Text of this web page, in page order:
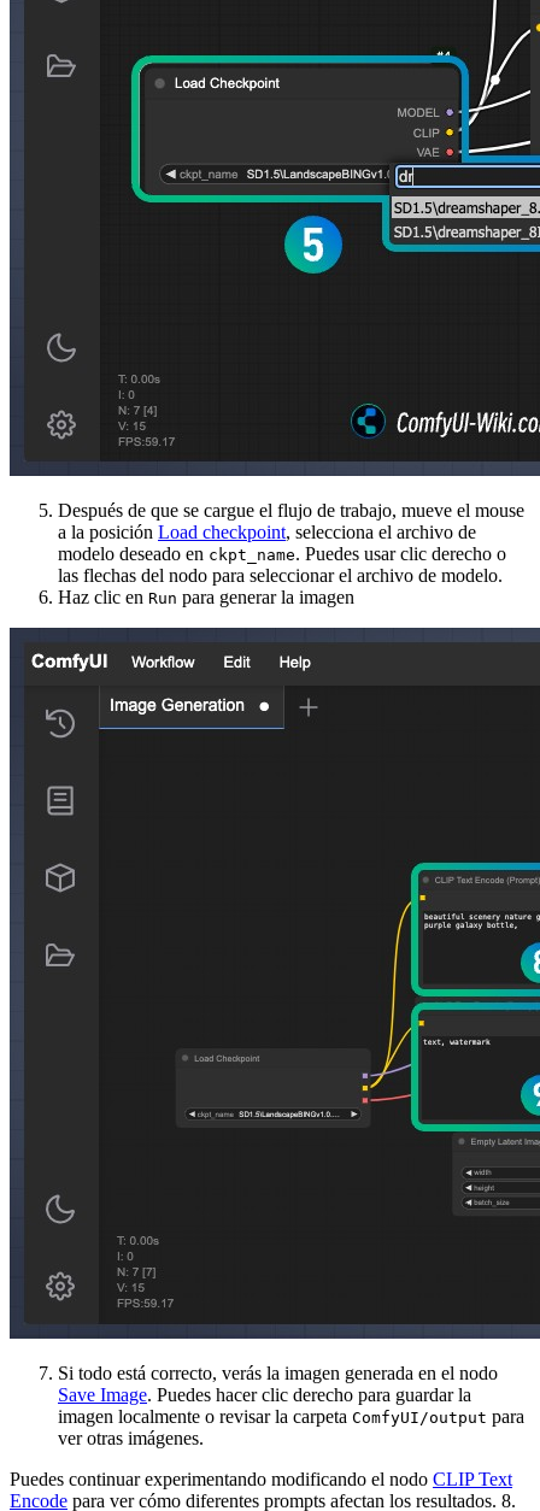
Después de que se cargue el flujo de trabajo, mueve el mouse
a la posición Load checkpoint, selecciona el archivo de
modelo deseado en ckpt_name. Puedes usar clic derecho o
las flechas del nodo para seleccionar el archivo de modelo.
Haz clic en Run para generar la imagen
Si todo está correcto, verás la imagen generada en el nodo
Save Image. Puedes hacer clic derecho para guardar la
imagen localmente o revisar la carpeta ComfyUI/output para
ver otras imágenes.
Puedes continuar experimentando modificando el nodo CLIP Text
Encode para ver cómo diferentes prompts afectan los resultados. 8.